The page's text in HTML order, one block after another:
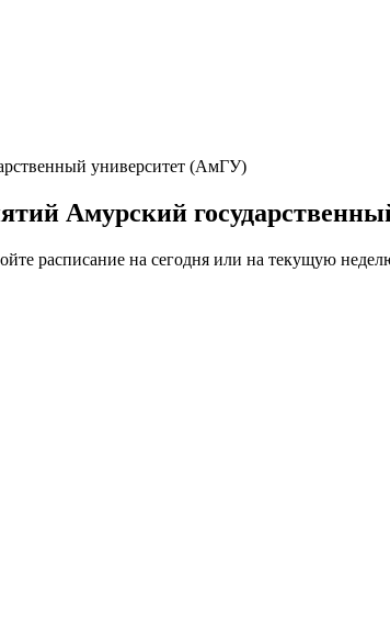
Амурский
расписание на сегодня или на текущую